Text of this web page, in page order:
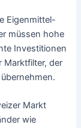
Eigenmittel-
müssen hohe
Investitionen
Marktfilter, der
Markt
wie